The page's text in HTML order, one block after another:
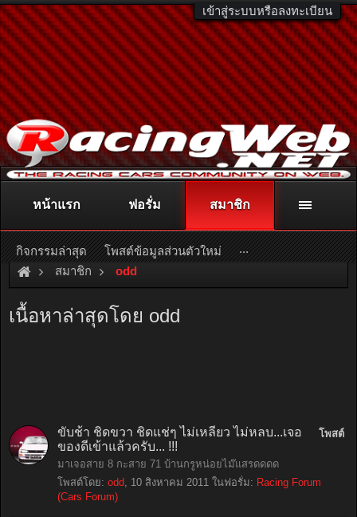
เข้าสู่ระบบหรือลงทะเบียน
ติดต่อลงโฆษณา racingweb@gmail.comหรือโทร. 081-811-1138
หรืออ่านรายละเอียดเพิ่มเติม คลิกที่นี่
สมาชิก odd
เนื้อหาล่าสุดโดย odd
โพสต์
ขับช้า ชิดขวา ชิดแช่ๆ ไม่เหลียว ไม่หลบ...เจอ
ของดีเข้าแล้วครับ... !!!
มาเจอสาย 8 กะสาย 71 บ้านกรูหน่อยไม๊แสรดดดด
โพสต์โดย: odd, 10 สิงหาคม 2011 ในฟอรั่ม: Racing Forum
(Cars Forum)
หน้าแรก ฟอรั่ม สมาชิก
กิจกรรมล่าสุด โพสต์ข้อมูลส่วนตัวใหม่ ...